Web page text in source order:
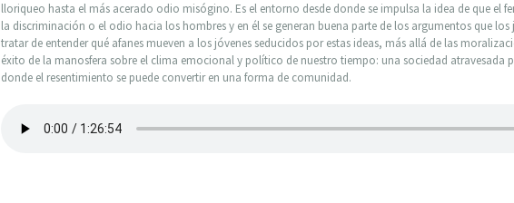
lloriqueo hasta el más acerado odio misógino. Es el entorno desde donde se impulsa la idea de que el
la discriminación o el odio hacia los hombres y en él se generan buena parte de los argumentos que
tratar de entender qué afanes mueven a los jóvenes seducidos por estas ideas, más allá de las
éxito de la manosfera sobre el clima emocional y político de nuestro tiempo: una sociedad atravesada
donde el resentimiento se puede convertir en una forma de comunidad.